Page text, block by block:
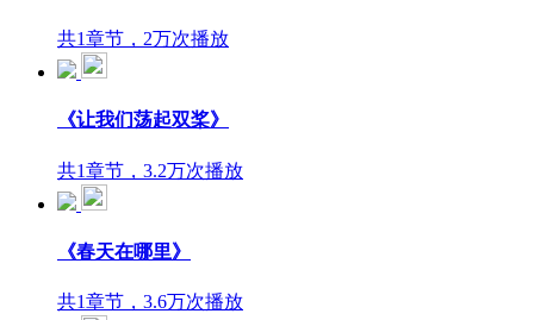
共1章节，2万次播放
《让我们荡起双桨》
共1章节，3.2万次播放
《春天在哪里》
共1章节，3.6万次播放